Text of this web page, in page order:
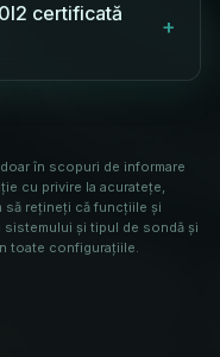
certificată
+
în scopuri de informare
cu privire la acuratețe,
să rețineți că funcțiile și
și tipul de sondă și
toate configurațiile.